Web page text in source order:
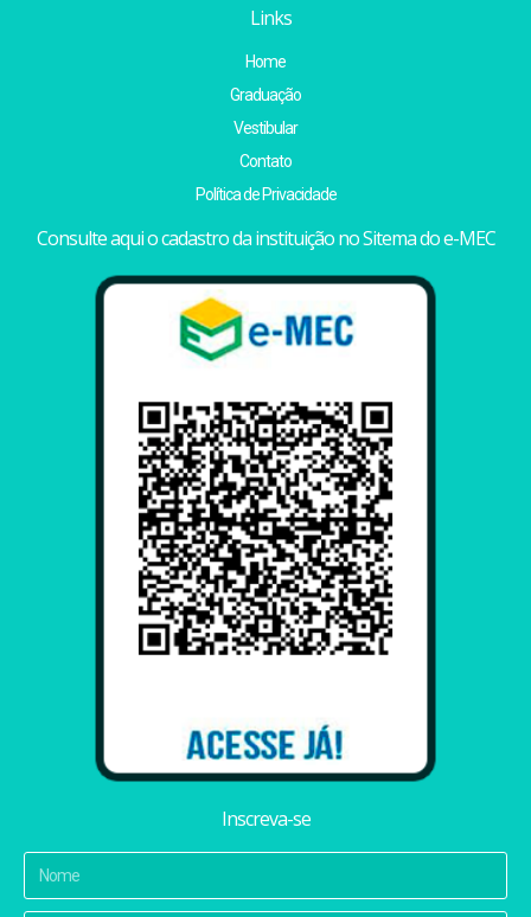
Links
Home
Graduação
Vestibular
Contato
Política de Privacidade
Consulte aqui o cadastro da instituição no Sitema do e-MEC
Inscreva-se